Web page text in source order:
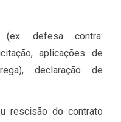
defesa contra:
aplicações de
declaração de
rescisão do contrato